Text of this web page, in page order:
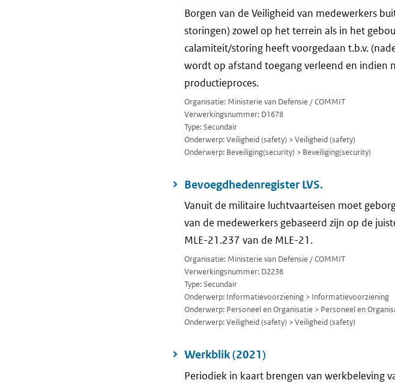
Borgen van de Veiligheid van medewerkers
storingen) zowel op het terrein als in het
calamiteit/storing heeft voorgedaan t.b.v.
wordt op afstand toegang verleend en indien
productieproces.
Organisatie: Ministerie van Defensie / COMMIT
Verwerkingsnummer: D1678
Type: Secundair
Onderwerp: Veiligheid (safety) > Veiligheid (safety)
Onderwerp: Beveiliging(security) > Beveiliging(security)
Bevoegdhedenregister LVS.
Vanuit de militaire luchtvaarteisen moet
van de medewerkers gebaseerd zijn op de
MLE-21.237 van de MLE-21.
Organisatie: Ministerie van Defensie / COMMIT
Verwerkingsnummer: D2236
Type: Secundair
Onderwerp: Informatievoorziening > Informatievoorziening
Onderwerp: Personeel en Organisatie > Personeel en
Onderwerp: Veiligheid (safety) > Veiligheid (safety)
Werkblik (2021)
Periodiek in kaart brengen van werkbeleving